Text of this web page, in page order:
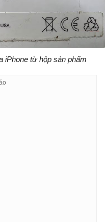
iPhone từ hộp sản phẩm